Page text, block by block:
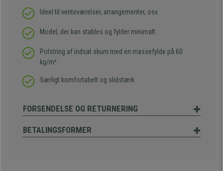
Ideel til venteværelser, arrangementer, osv.
Model, der kan stables og fylder minimalt
Polstring af indsat skum med en massefylde på 60
kg/m³
Særligt komfortabelt og slidstærk
FORSENDELSE OG RETURNERING
BETALINGSFORMER